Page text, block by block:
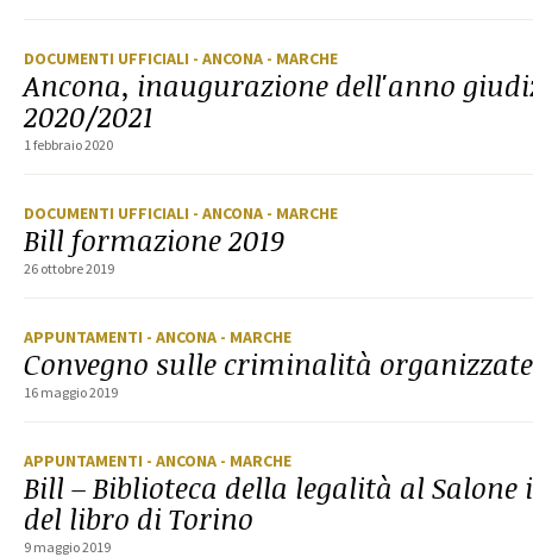
DOCUMENTI UFFICIALI - ANCONA - MARCHE
Ancona, inaugurazione dell'anno
2020/2021
1 febbraio 2020
DOCUMENTI UFFICIALI - ANCONA - MARCHE
Bill formazione 2019
26 ottobre 2019
APPUNTAMENTI - ANCONA - MARCHE
Convegno sulle criminalità
16 maggio 2019
APPUNTAMENTI - ANCONA - MARCHE
Bill – Biblioteca della legalità al
del libro di Torino
9 maggio 2019